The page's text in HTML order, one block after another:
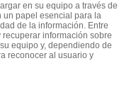
en su equipo a través de
un papel esencial para la
de la información. Entre
información sobre
equipo y, dependiendo de
reconocer al usuario y